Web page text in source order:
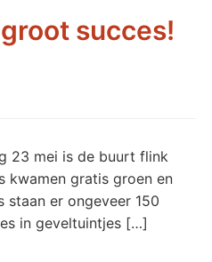
succes!
23 mei is de buurt flink
kwamen gratis groen en
staan er ongeveer 150
in geveltuintjes […]